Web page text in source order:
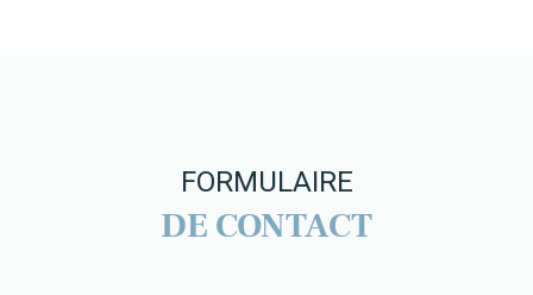
FORMULAIRE
DE CONTACT